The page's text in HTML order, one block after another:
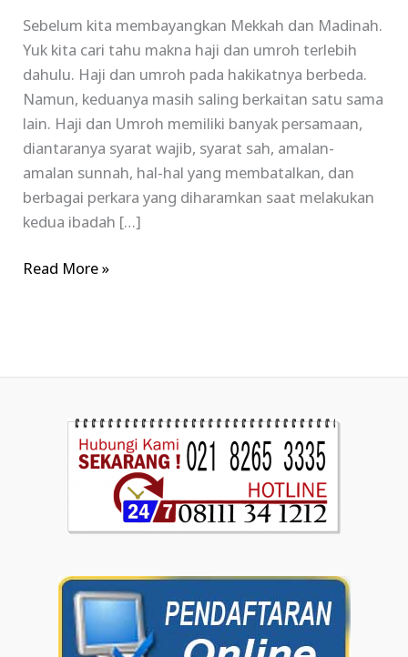
Sebelum kita membayangkan Mekkah dan Madinah.
Yuk kita cari tahu makna haji dan umroh terlebih
dahulu. Haji dan umroh pada hakikatnya berbeda.
Namun, keduanya masih saling berkaitan satu sama
lain. Haji dan Umroh memiliki banyak persamaan,
diantaranya syarat wajib, syarat sah, amalan-
amalan sunnah, hal-hal yang membatalkan, dan
berbagai perkara yang diharamkan saat melakukan
kedua ibadah […]
Read More »